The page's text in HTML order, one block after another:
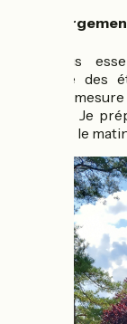
🛏️
Campings
privilégie des
dans la
moment. Je
j’appelais le